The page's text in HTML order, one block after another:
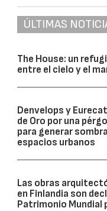
ÚLTIMAS
The House: un
entre el cielo y el
Denvelops y
de Oro por una
para generar
espacios urbanos
Las obras
en Finlandia son
Patrimonio Mundial